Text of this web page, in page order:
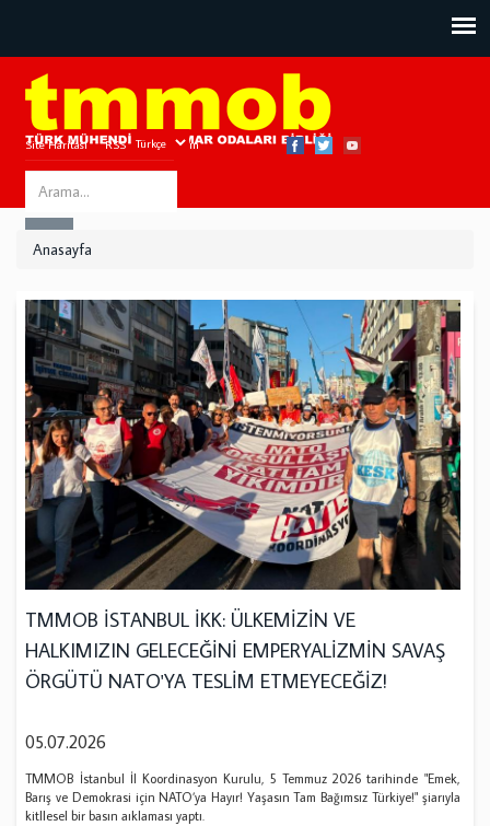
Site Haritası RSS Bize Ulaşın
Search
this
Anasayfa
TMMOB İSTANBUL İKK: ÜLKEMİZİN VE
HALKIMIZIN GELECEĞİNİ EMPERYALİZMİN SAVAŞ
ÖRGÜTÜ NATO'YA TESLİM ETMEYECEĞİZ!
05.07.2026
TMMOB İstanbul İl Koordinasyon Kurulu, 5 Temmuz 2026 tarihinde "Emek,
Barış ve Demokrasi için NATO’ya Hayır! Yaşasın Tam Bağımsız Türkiye!" şiarıyla
kitllesel bir basın aıklaması yaptı.